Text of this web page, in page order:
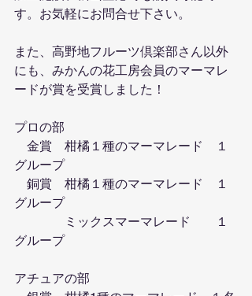
す。お気軽にお問合せ下さい。
また、高野地フルーツ倶楽部さん以外
にも、みかんの花工房会員のマーマレ
ードが賞を受賞しました！
プロの部
金賞　柑橘１種のマーマレード　１
グループ
銅賞　柑橘１種のマーマレード　１
グループ
ミックスマーマレード　　１
グループ
アチュアの部